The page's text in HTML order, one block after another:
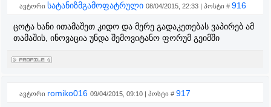
ავტორი სატანიზმგამოფატრული 08/04/2015, 22:33 | პოსტი # 916
ცოტა ხანი ითამაშეთ კიდო და მერე გადაკეთებას ვაპირებ ამ
თამაშის, ინოვაცია უნდა შემოვიტანო ფორუმ გეიმში
ავტორი romiko016 09/04/2015, 09:10 | პოსტი # 917